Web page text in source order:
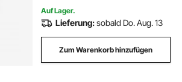
Auf Lager.
Lieferung:sobald Do. Aug. 13
Zum Warenkorb hinzufügen